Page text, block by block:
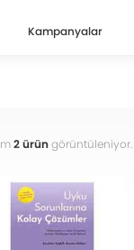
Kampanyalar
2 ürüngörüntüleniyor.